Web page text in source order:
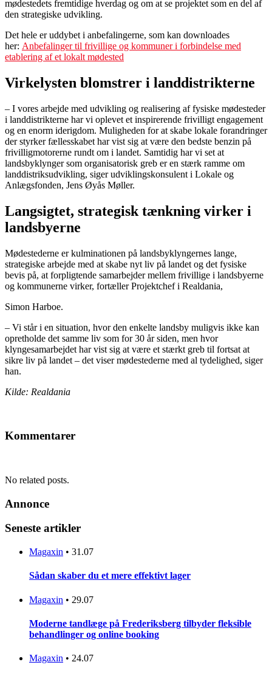
mødestedets fremtidige hverdag og om at se projektet som en del af
den strategiske udvikling.
Det hele er uddybet i anbefalingerne, som kan downloades
her: Anbefalinger til frivillige og kommuner i forbindelse med
etablering af et lokalt mødested
Virkelysten blomstrer i landdistrikterne
– I vores arbejde med udvikling og realisering af fysiske mødesteder
i landdistrikterne har vi oplevet et inspirerende frivilligt engagement
og en enorm iderigdom. Muligheden for at skabe lokale forandringer
der styrker fællesskabet har vist sig at være den bedste benzin på
frivilligmotorerne rundt om i landet. Samtidig har vi set at
landsbyklynger som organisatorisk greb er en stærk ramme om
landdistriksudvikling, siger udviklingskonsulent i Lokale og
Anlægsfonden, Jens Øyås Møller.
Langsigtet, strategisk tænkning virker i
landsbyerne
Mødestederne er kulminationen på landsbyklyngernes lange,
strategiske arbejde med at skabe nyt liv på landet og det fysiske
bevis på, at forpligtende samarbejder mellem frivillige i landsbyerne
og kommunerne virker, fortæller Projektchef i Realdania,
Simon Harboe.
– Vi står i en situation, hvor den enkelte landsby muligvis ikke kan
opretholde det samme liv som for 30 år siden, men hvor
klyngesamarbejdet har vist sig at være et stærkt greb til fortsat at
sikre liv på landet – det viser mødestederne med al tydelighed, siger
han.
Kilde: Realdania
Kommentarer
No related posts.
Annonce
Seneste artikler
Magaxin • 31.07
Sådan skaber du et mere effektivt lager
Magaxin • 29.07
Moderne tandlæge på Frederiksberg tilbyder fleksible
behandlinger og online booking
Magaxin • 24.07